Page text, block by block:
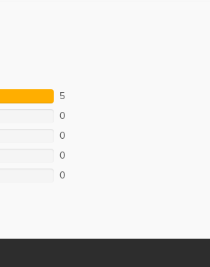
5
0
0
0
0